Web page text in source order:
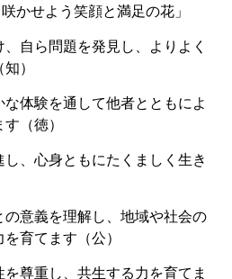
かせよう笑顔と満足の花」
自ら問題を発見し、よりよく
）
体験を通して他者とともによ
（徳）
、心身ともにたくましく生き
意義を理解し、地域や社会の
育てます（公）
尊重し、共生する力を育てま